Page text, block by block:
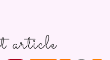
article